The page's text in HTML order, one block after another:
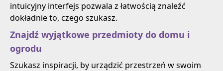
intuicyjny interfejs pozwala z łatwością znaleźć
dokładnie to, czego szukasz.
Znajdź wyjątkowe przedmioty do domu i
ogrodu
Szukasz inspiracji, by urządzić przestrzeń w swoim